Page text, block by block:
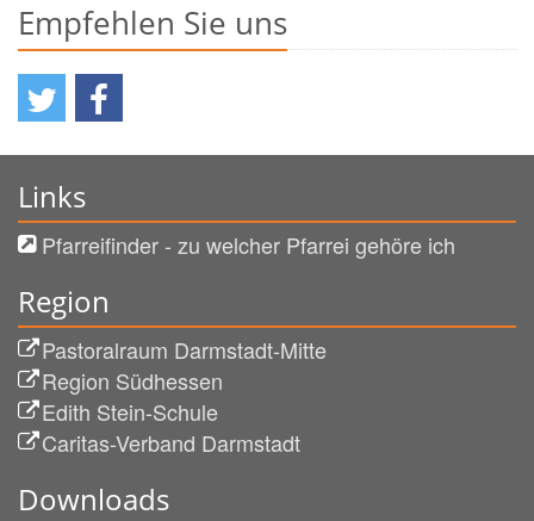
Empfehlen Sie uns
Links
Pfarreifinder - zu welcher Pfarrei gehöre ich
Region
Pastoralraum Darmstadt-Mitte
Region Südhessen
Edith Stein-Schule
Caritas-Verband Darmstadt
Downloads